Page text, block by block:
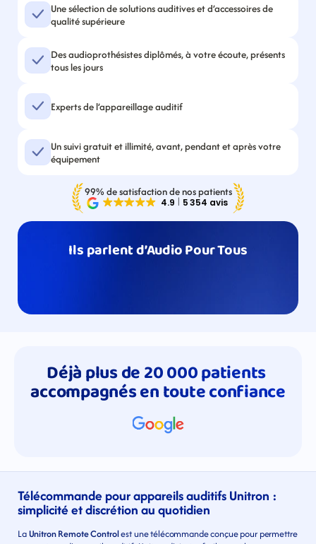
Une sélection de solutions auditives et d’accessoires de
qualité supérieure
Des audioprothésistes diplômés, à votre écoute, présents
tous les jours
Experts de l’appareillage auditif
Un suivi gratuit et illimité, avant, pendant et après votre
équipement
99% de satisfaction de nos patients
Ils parlent d’Audio Pour Tous
Déjà plus de 20 000 patients
accompagnés en toute confiance
Télécommande pour appareils auditifs Unitron :
simplicité et discrétion au quotidien
La Unitron Remote Control est une télécommande conçue pour permettre